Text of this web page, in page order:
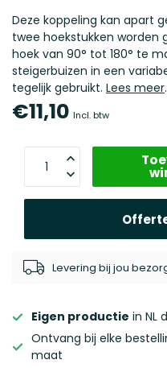
Deze koppeling kan apart
twee hoekstukken worden
hoek van 90° tot 180° te
steigerbuizen in een
tegelijk gebruikt. Lees meer.
€11,10 Incl. btw
Levering bij jou
Eigen productie in NL
Ontvang bij elke
maat